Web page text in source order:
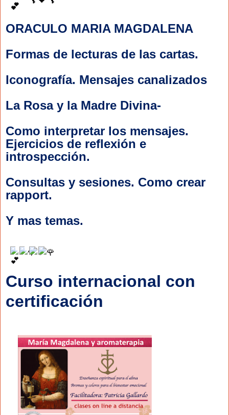
ORACULO MARIA MAGDALENA
Formas de lecturas de las cartas.
Iconografía. Mensajes canalizados
La Rosa y la Madre Divina-
Como interpretar los mensajes.
Ejercicios de reflexión e
introspección.
Consultas y sesiones. Como crear
rapport.
Y mas temas.
Curso internacional con
certificación